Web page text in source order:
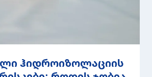
ჰიდროიზოლაციის